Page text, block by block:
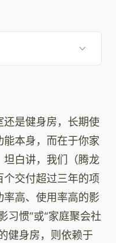
还是健身房，长期使
本身，而在于你家
坦白讲，我们（腾龙
交付超过三年的项
率高、使用率高的影
习惯”或“家庭聚会社
健身房，则依赖于